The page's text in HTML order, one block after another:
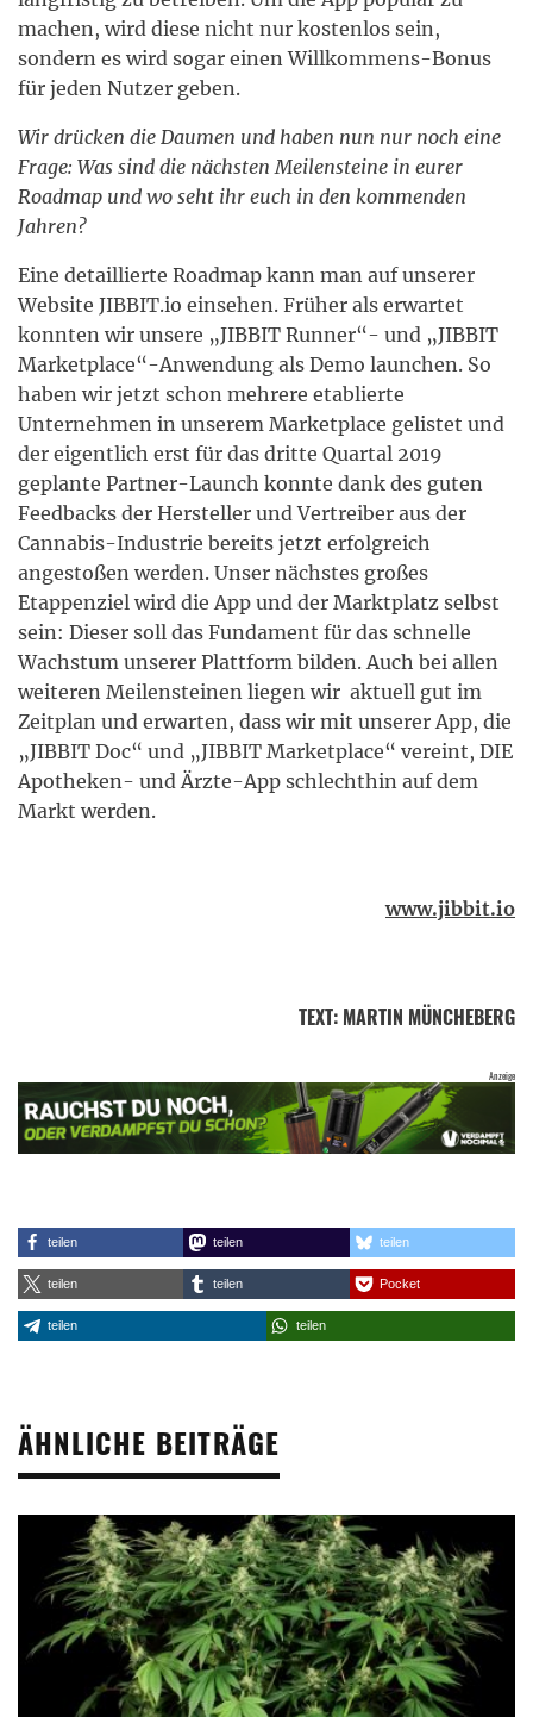
machen, wird diese nicht nur kostenlos sein,
sondern es wird sogar einen Willkommens-Bonus
für jeden Nutzer geben.
Wir drücken die Daumen und haben nun nur noch eine
Frage: Was sind die nächsten Meilensteine in eurer
Roadmap und wo seht ihr euch in den kommenden
Jahren?
Eine detaillierte Roadmap kann man auf unserer
Website JIBBIT.io einsehen. Früher als erwartet
konnten wir unsere „JIBBIT Runner“- und „JIBBIT
Marketplace“-Anwendung als Demo launchen. So
haben wir jetzt schon mehrere etablierte
Unternehmen in unserem Marketplace gelistet und
der eigentlich erst für das dritte Quartal 2019
geplante Partner-Launch konnte dank des guten
Feedbacks der Hersteller und Vertreiber aus der
Cannabis-Industrie bereits jetzt erfolgreich
angestoßen werden. Unser nächstes großes
Etappenziel wird die App und der Marktplatz selbst
sein: Dieser soll das Fundament für das schnelle
Wachstum unserer Plattform bilden. Auch bei allen
weiteren Meilensteinen liegen wir aktuell gut im
Zeitplan und erwarten, dass wir mit unserer App, die
„JIBBIT Doc“ und „JIBBIT Marketplace“ vereint, DIE
Apotheken- und Ärzte-App schlechthin auf dem
Markt werden.
www.jibbit.io
TEXT: MARTIN MÜNCHEBERG
teilen teilen teilen
teilen teilen Pocket
teilen teilen
ÄHNLICHE BEITRÄGE